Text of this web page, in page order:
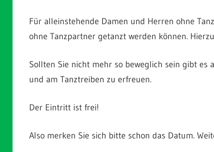
Für alleinstehende Damen und Herren ohne
ohne Tanzpartner getanzt werden können.
Sollten Sie nicht mehr so beweglich sein gibt es
und am Tanztreiben zu erfreuen.
Der Eintritt ist frei!
Also merken Sie sich bitte schon das Datum.